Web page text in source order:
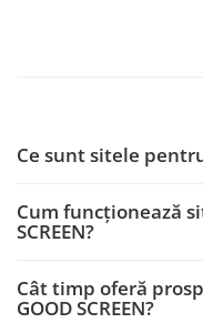
Ce sunt sitele pentru
Cum funcționează
SCREEN?
Cât timp oferă
GOOD SCREEN?